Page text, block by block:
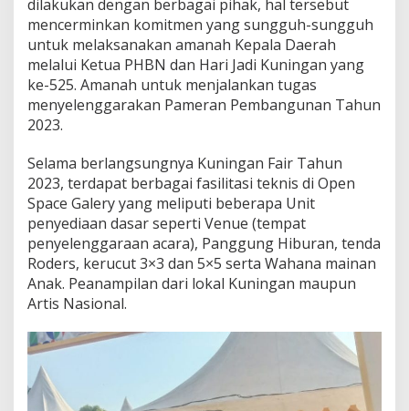
dilakukan dengan berbagai pihak, hal tersebut
mencerminkan komitmen yang sungguh-sungguh
untuk melaksanakan amanah Kepala Daerah
melalui Ketua PHBN dan Hari Jadi Kuningan yang
ke-525. Amanah untuk menjalankan tugas
menyelenggarakan Pameran Pembangunan Tahun
2023.
Selama berlangsungnya Kuningan Fair Tahun
2023, terdapat berbagai fasilitasi teknis di Open
Space Galery yang meliputi beberapa Unit
penyediaan dasar seperti Venue (tempat
penyelenggaraan acara), Panggung Hiburan, tenda
Roders, kerucut 3×3 dan 5×5 serta Wahana mainan
Anak. Peanampilan dari lokal Kuningan maupun
Artis Nasional.